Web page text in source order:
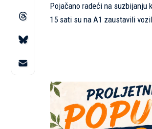
Pojačano radeći na suzbijanju
15 sati su na A1 zaustavili